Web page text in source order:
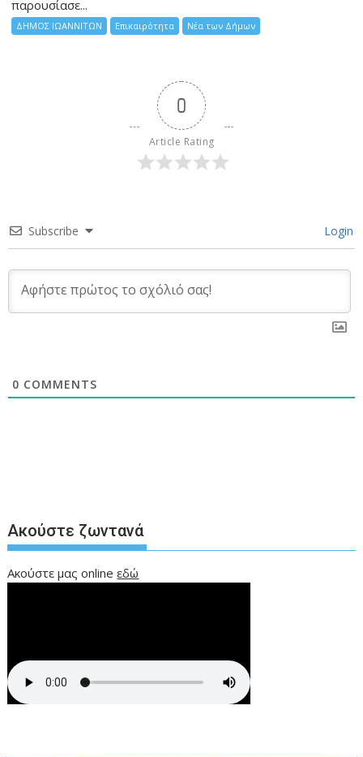
παρουσίασε...
ΔΗΜΟΣ ΙΩΑΝΝΙΤΩΝ Επικαιρότητα Νέα των Δήμων
0
Article Rating
Subscribe Login
0 COMMENTS
Ακούστε ζωντανά
Ακούστε μας onlineεδώ